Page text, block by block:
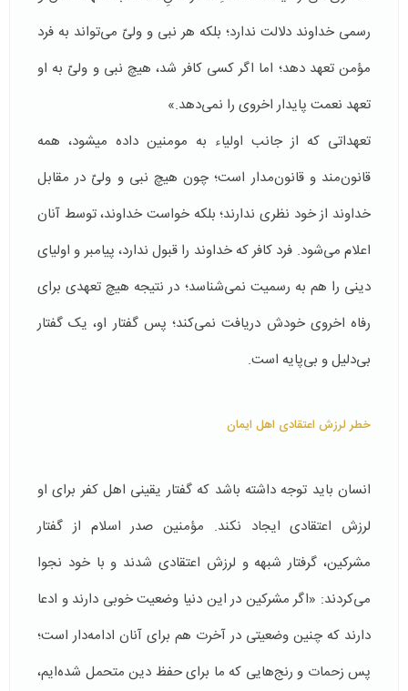
رسمی خداوند دلالت ندارد؛ بلکه هر نبی و ولیّ می‌تواند به فرد
مؤمن تعهد دهد؛ اما اگر کسی کافر شد، هیچ نبی و ولیّ به او
تعهد نعمت پایدار اخروی را نمی‌دهد.»
تعهداتی که از جانب اولیاء به مومنین داده می­شود، همه
قانون‌مند و قانون‌مدار است؛ چون هیچ نبی و ولیّ در مقابل
خداوند از خود نظری ندارند؛ بلکه خواست خداوند، توسط آنان
اعلام می‌شود. فرد کافر که خداوند را قبول ندارد، پیامبر و اولیای
دینی را هم به رسمیت نمی‌شناسد؛ در نتیجه هیچ تعهدی برای
رفاه اخروی خودش دریافت نمی‌کند؛ پس گفتار او، یک گفتار
بی‌دلیل و بی‌پایه است.
خطر لرزش اعتقادی اهل ایمان
انسان باید توجه داشته باشد که گفتار یقینی اهل کفر برای او
لرزش اعتقادی ایجاد نکند. مؤمنین صدر اسلام از گفتار
مشرکین، گرفتار شبهه و لرزش اعتقادی شدند و با خود نجوا
می‌کردند: «اگر مشرکین در این دنیا وضعیت خوبی دارند و ادعا
دارند که چنین وضعیتی در آخرت هم برای آنان ادامه‌دار است؛
پس زحمات و رنج‌هایی که ما برای حفظ دین متحمل شده‌ایم،